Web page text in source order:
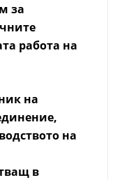
за
работа на
на
на
в